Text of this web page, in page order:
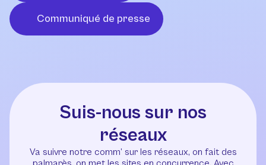
Communiqué de presse
Suis-nous sur nos
réseaux
Va suivre notre comm’ sur les réseaux, on fait des